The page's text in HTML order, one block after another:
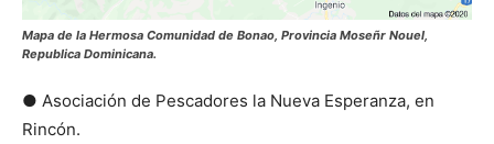
Mapa de la Hermosa Comunidad de Bonao, Provincia Moseñr Nouel,
Republica Dominicana.
● Asociación de Pescadores la Nueva Esperanza, en
Rincón.